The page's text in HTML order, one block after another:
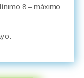
8 – máximo